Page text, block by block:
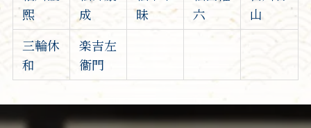
熙
成
昧
六
山
三輪休
和
楽吉左
衞門